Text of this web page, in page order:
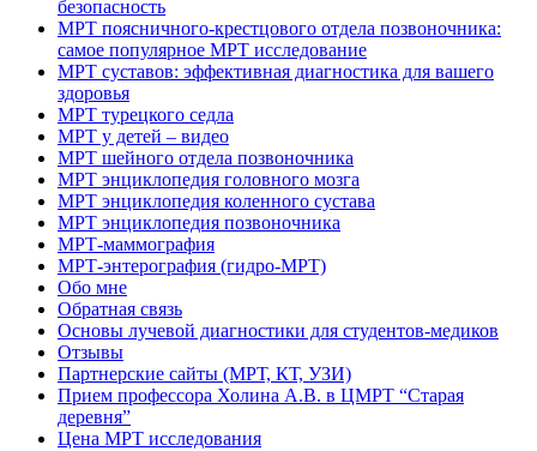
безопасность
МРТ поясничного-крестцового отдела позвоночника:
самое популярное МРТ исследование
МРТ суставов: эффективная диагностика для вашего
здоровья
МРТ турецкого седла
МРТ у детей – видео
МРТ шейного отдела позвоночника
МРТ энциклопедия головного мозга
МРТ энциклопедия коленного сустава
МРТ энциклопедия позвоночника
МРТ-маммография
МРТ-энтерография (гидро-МРТ)
Обо мне
Обратная связь
Основы лучевой диагностики для студентов-медиков
Отзывы
Партнерские сайты (МРТ, КТ, УЗИ)
Прием профессора Холина А.В. в ЦМРТ “Старая
деревня”
Цена МРТ исследования